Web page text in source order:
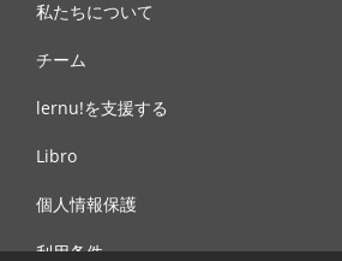
私たちについて
チーム
lernu!を支援する
Libro
個人情報保護
利用条件